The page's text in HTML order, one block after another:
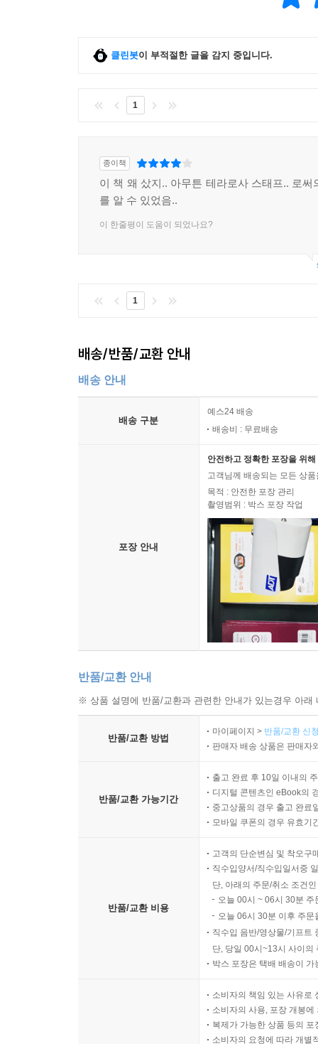
클린봇이 부적절한 글을 감지 중입니다.
1
종이책
이 책 왜 샀지.. 아무튼 테라로사 스태프.. 로써
를 알 수 있었음..
이 한줄평이 도움이 되었나요?
1
배송/반품/교환 안내
배송 안내
배송 구분
예스24 배송
배송비 : 무료배송
포장 안내
안전하고 정확한 포장을 위
고객님께 배송되는 모든 상
목적 : 안전한 포장 관리
촬영범위 : 박스 포장 작업
반품/교환 안내
※ 상품 설명에 반품/교환과 관련한 안내가 있는경우 아
반품/교환 방법
마이페이지 > 반품/교환 신
판매자 배송 상품은 판매자
반품/교환 가능기간
출고 완료 후 10일 이내의
디지털 콘텐츠인 eBook의
중고상품의 경우 출고 완료
모바일 쿠폰의 경우 유효기
반품/교환 비용
고객의 단순변심 및 착오구
직수입양서/직수입일서중
단, 아래의 주문/취소 조건
오늘 00시 ~ 06시 30분
오늘 06시 30분 이후 주
직수입 음반/영상물/기프트
단, 당일 00시~13시 사이의
박스 포장은 택배 배송이
소비자의 책임 있는 사유로
소비자의 사용, 포장 개봉
복제가 가능한 상품 등의
소비자의 요청에 따라 개별